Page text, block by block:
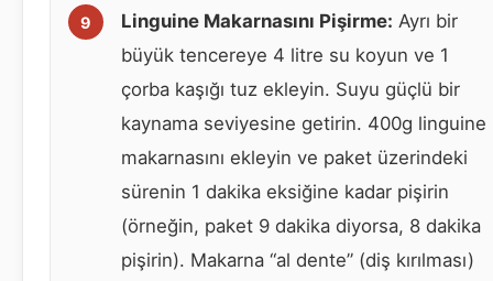
Linguine Makarnasını Pişirme: Ayrı bir
büyük tencereye 4 litre su koyun ve 1
çorba kaşığı tuz ekleyin. Suyu güçlü bir
kaynama seviyesine getirin. 400g linguine
makarnasını ekleyin ve paket üzerindeki
sürenin 1 dakika eksiğine kadar pişirin
(örneğin, paket 9 dakika diyorsa, 8 dakika
pişirin). Makarna “al dente” (diş kırılması)